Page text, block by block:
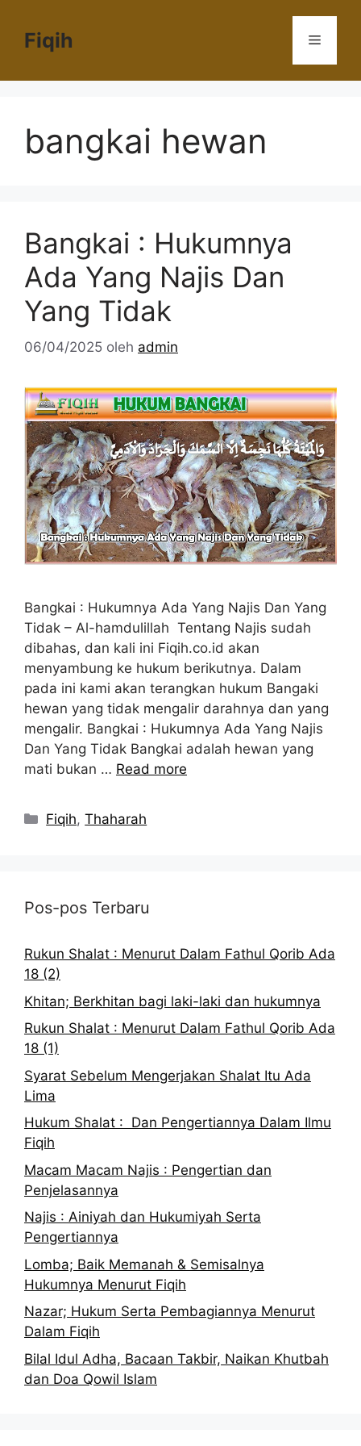
Fiqih Menu
bangkai hewan
Bangkai : Hukumnya
Ada Yang Najis Dan
Yang Tidak
06/04/2025 oleh admin
Bangkai : Hukumnya Ada Yang Najis Dan Yang
Tidak – Al-hamdulillah Tentang Najis sudah
dibahas, dan kali ini Fiqih.co.id akan
menyambung ke hukum berikutnya. Dalam
pada ini kami akan terangkan hukum Bangaki
hewan yang tidak mengalir darahnya dan yang
mengalir. Bangkai : Hukumnya Ada Yang Najis
Dan Yang Tidak Bangkai adalah hewan yang
mati bukan … Read more
Kategori
Fiqih,Thaharah
Pos-pos Terbaru
Rukun Shalat : Menurut Dalam Fathul Qorib Ada
18 (2)
Khitan; Berkhitan bagi laki-laki dan hukumnya
Rukun Shalat : Menurut Dalam Fathul Qorib Ada
18 (1)
Syarat Sebelum Mengerjakan Shalat Itu Ada
Lima
Hukum Shalat : Dan Pengertiannya Dalam Ilmu
Fiqih
Macam Macam Najis : Pengertian dan
Penjelasannya
Najis : Ainiyah dan Hukumiyah Serta
Pengertiannya
Lomba; Baik Memanah & Semisalnya
Hukumnya Menurut Fiqih
Nazar; Hukum Serta Pembagiannya Menurut
Dalam Fiqih
Bilal Idul Adha, Bacaan Takbir, Naikan Khutbah
dan Doa Qowil Islam